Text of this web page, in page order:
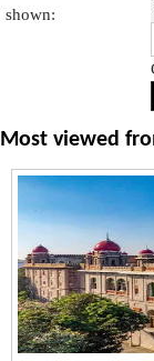
shown:
Most viewed